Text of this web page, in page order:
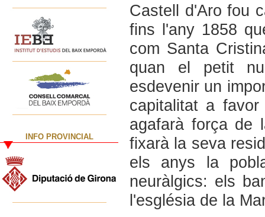
INFO PROVINCIAL
Castell d'Aro fou
fins l'any 1858
com Santa
quan el petit
esdevenir un
capitalitat a
agafarà força de
fixarà la seva
els anys la
neuràlgics: els
l'església de la